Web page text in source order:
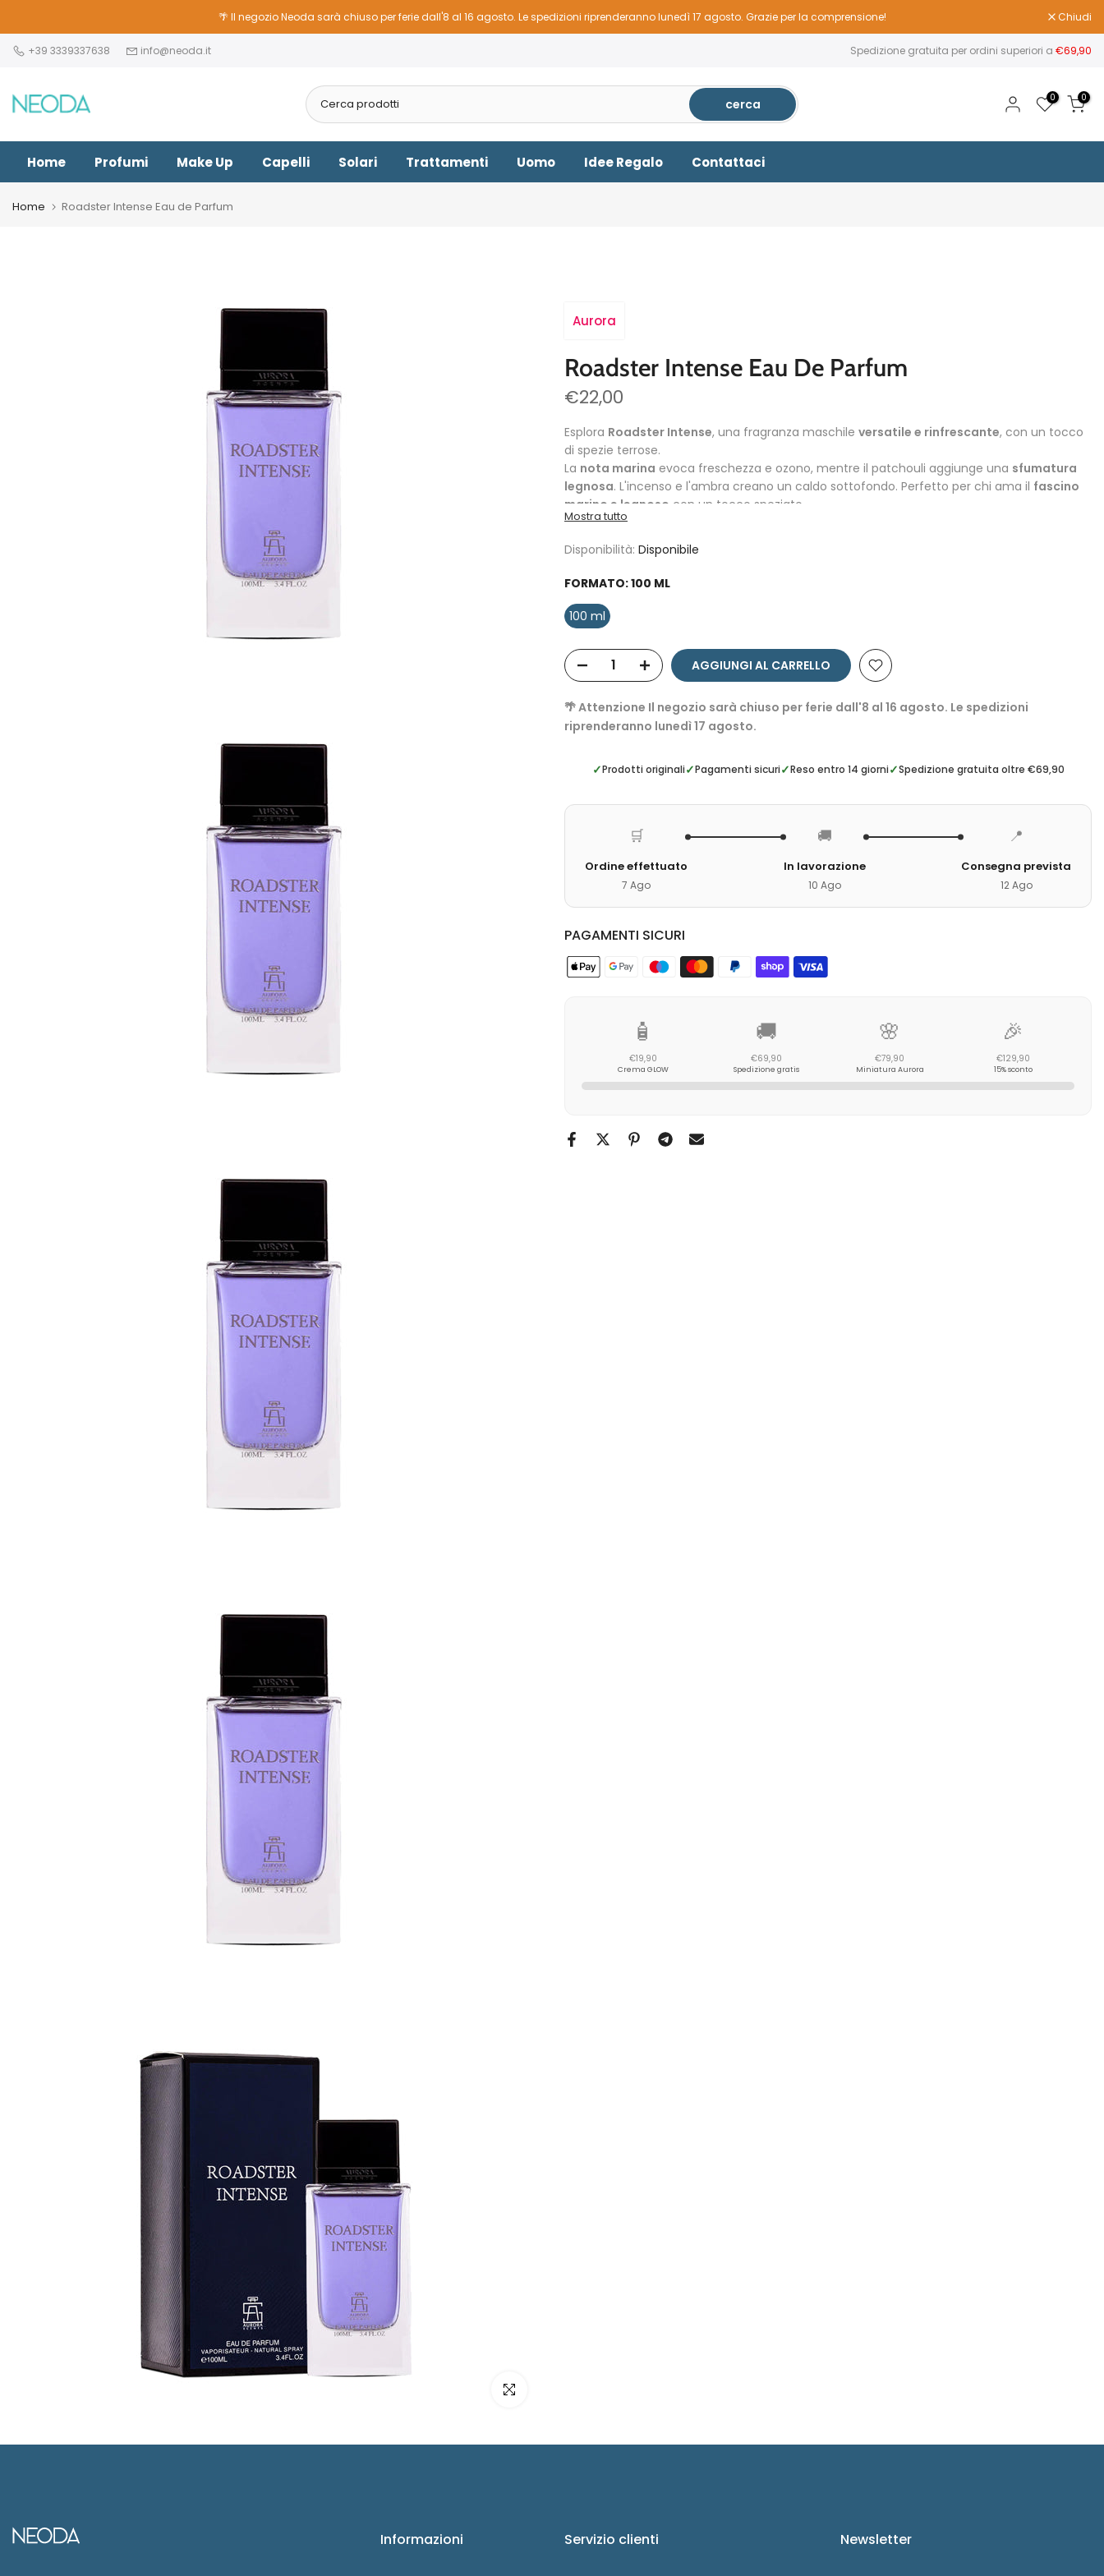
al
contenuto
🌴 Il negozio Neoda sarà chiuso per ferie dall'8 al 16 agosto. Le spedizioni riprenderanno lunedì 17 agosto. Grazie per la comprensione! Chiudi
+39 3339337638 info@neoda.it Spedizione gratuita per ordini superiori a €69,90
cerca 0 0
Home Profumi Make Up Capelli Solari Trattamenti Uomo Idee Regalo Contattaci
Home Roadster Intense Eau de Parfum
Clicca per ingrandire
Aurora
Roadster Intense Eau De Parfum
€22,00
Esplora Roadster Intense, una fragranza maschile versatile e rinfrescante, con un tocco
di spezie terrose.
La nota marina evoca freschezza e ozono, mentre il patchouli aggiunge una sfumatura
legnosa. L'incenso e l'ambra creano un caldo sottofondo. Perfetto per chi ama il fascino
marino e legnoso con un tocco speziato.
Note di Cuore:Concentrato di iris, Rosa turca, Cipriolo
Note di Fondo: Legno di cedro, Patchouli, Vetiver di Haiti, Cuoio, Ambra grigia
Mostra tutto
Disponibilità: Disponibile
FORMATO:100 ML
100 ml
AGGIUNGI AL CARRELLO
🌴 Attenzione Il negozio sarà chiuso per ferie dall'8 al 16 agosto. Le spedizioni
riprenderanno lunedì 17 agosto.
✓Prodotti originali✓Pagamenti sicuri✓Reso entro 14 giorni✓Spedizione gratuita oltre €69,90
🛒
Ordine effettuato
7 Ago
🚚
In lavorazione
10 Ago
📍
Consegna prevista
12 Ago
PAGAMENTI SICURI
🧴
€19,90
Crema GLOW
🚚
€69,90
Spedizione gratis
🌸
€79,90
Miniatura Aurora
🎉
€129,90
15% sconto
Informazioni Servizio clienti Newsletter